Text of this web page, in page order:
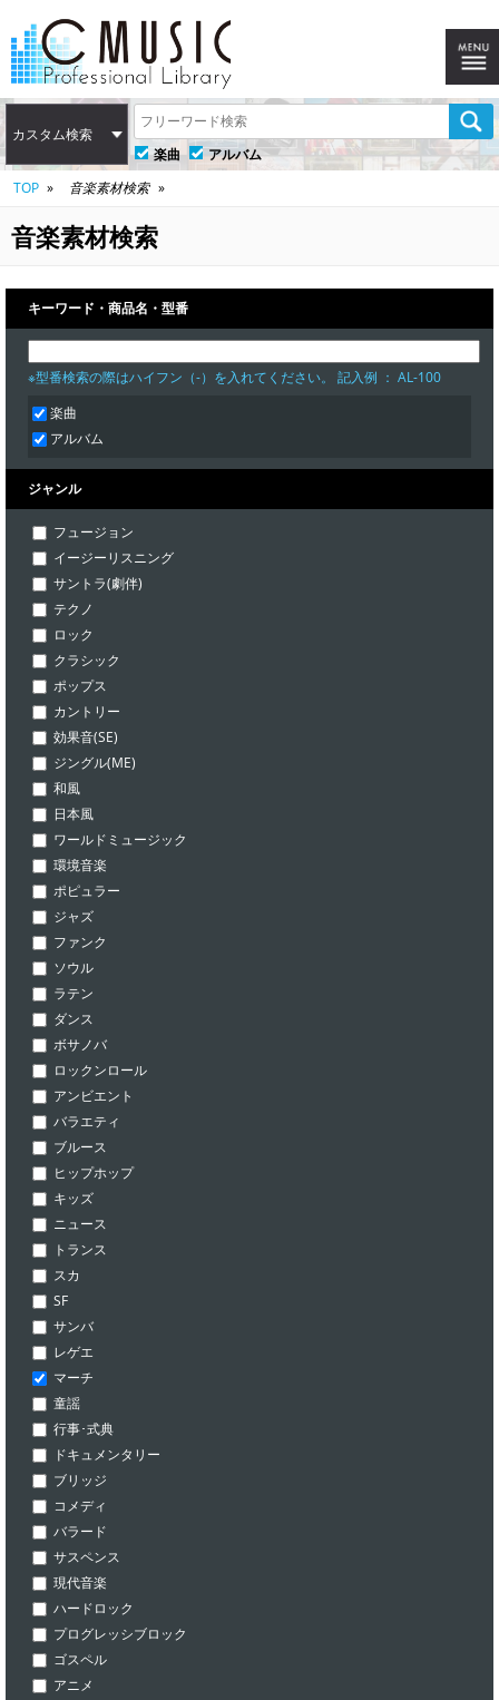
カスタム検索
楽曲
アルバム
TOP
音楽素材検索
音楽素材検索
キーワード・商品名・型番
※型番検索の際はハイフン（-）を入れてください。 記入例 ： AL-100
楽曲
アルバム
ジャンル
フュージョン
イージーリスニング
サントラ(劇伴)
テクノ
ロック
クラシック
ポップス
カントリー
効果音(SE)
ジングル(ME)
和風
日本風
ワールドミュージック
環境音楽
ポピュラー
ジャズ
ファンク
ソウル
ラテン
ダンス
ボサノバ
ロックンロール
アンビエント
バラエティ
ブルース
ヒップホップ
キッズ
ニュース
トランス
スカ
SF
サンバ
レゲエ
マーチ
童謡
行事･式典
ドキュメンタリー
ブリッジ
コメディ
バラード
サスペンス
現代音楽
ハードロック
プログレッシブロック
ゴスペル
アニメ